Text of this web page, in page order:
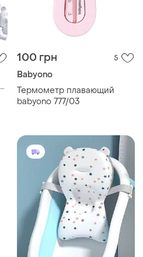
100 грн 5
Babyono
Термометр плавающий
babyono 777/03